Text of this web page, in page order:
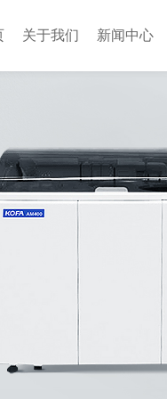
关于我们 新闻中心